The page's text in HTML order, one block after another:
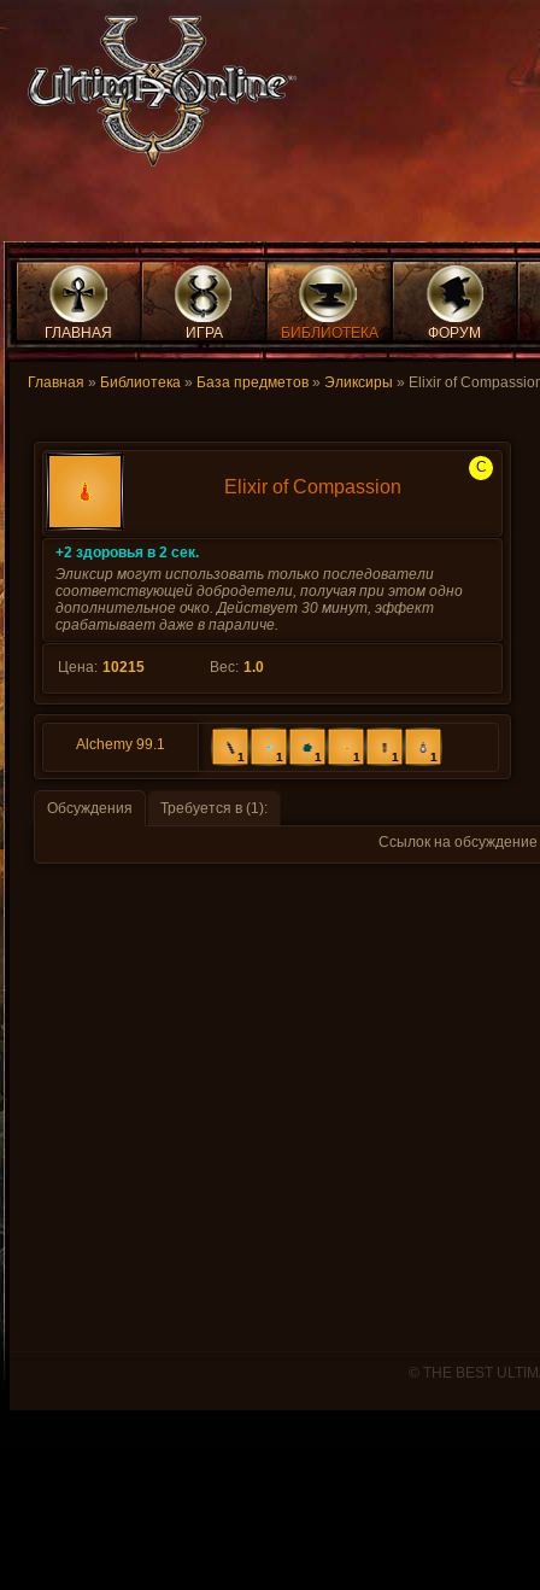
ГЛАВНАЯ ИГРА БИБЛИОТЕКА ФОРУМ
Главная » Библиотека » База предметов » Эликсиры » Elixir of
Elixir of Compassion
C
+2 здоровья в 2 сек.
Эликсир могут использовать только последователи
соответствующей добродетели, получая при этом одно
дополнительное очко. Действует 30 минут, эффект
срабатывает даже в параличе.
Цена: 10215 Вес: 1.0
Alchemy 99.1
1 1 1 1 1 1
Обсуждения
Требуется в (1):
Ссылок на
© THE BEST